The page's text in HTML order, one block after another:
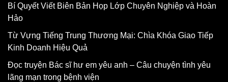
Bí Quyết Viết Biên Bản Họp Lớp Chuyên Nghiệp và Hoàn
Hảo
Từ Vựng Tiếng Trung Thương Mại: Chìa Khóa Giao Tiếp
Kinh Doanh Hiệu Quả
Đọc truyện Bác sĩ hư em yêu anh – Câu chuyện tình yêu
lãng mạn trong bệnh viện